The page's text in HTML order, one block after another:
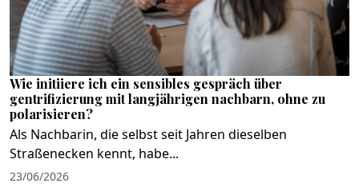
Wie initiiere ich ein sensibles gespräch über
gentrifizierung mit langjährigen nachbarn, ohne zu
polarisieren?
Als Nachbarin, die selbst seit Jahren dieselben
Straßenecken kennt, habe...
23/06/2026